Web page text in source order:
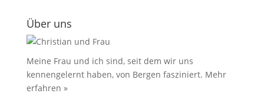
Über uns
Meine Frau und ich sind, seit dem wir uns
kennengelernt haben, von Bergen fasziniert. Mehr
erfahren »